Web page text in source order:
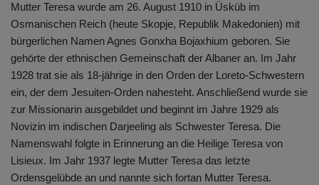
Mutter Teresa wurde am 26. August 1910 in Üsküb im
Osmanischen Reich (heute Skopje, Republik Makedonien) mit
bürgerlichen Namen Agnes Gonxha Bojaxhium geboren. Sie
gehörte der ethnischen Gemeinschaft der Albaner an. Im Jahr
1928 trat sie als 18-jährige in den Orden der Loreto-Schwestern
ein, der dem Jesuiten-Orden nahesteht. Anschließend wurde sie
zur Missionarin ausgebildet und beginnt im Jahre 1929 als
Novizin im indischen Darjeeling als Schwester Teresa. Die
Namenswahl folgte in Erinnerung an die Heilige Teresa von
Lisieux. Im Jahr 1937 legte Mutter Teresa das letzte
Ordensgelübde an und nannte sich fortan Mutter Teresa.